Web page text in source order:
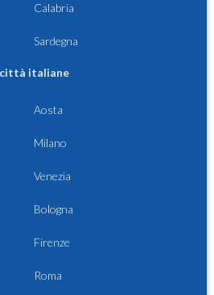
Calabria
Sardegna
città italiane
Aosta
Milano
Venezia
Bologna
Firenze
Roma